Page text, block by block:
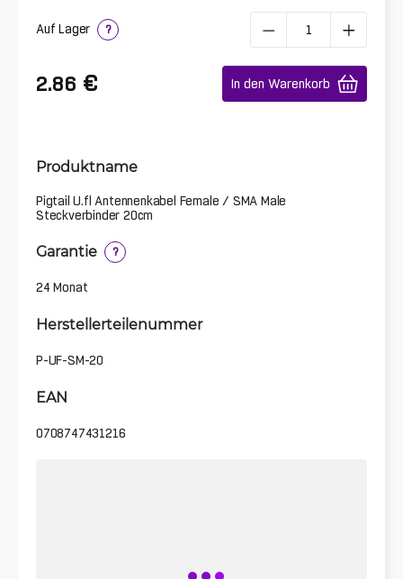
Auf Lager ?
2.86 € In den Warenkorb
Produktname
Pigtail U.fl Antennenkabel Female / SMA Male
Steckverbinder 20cm
Garantie ?
24 Monat
Herstellerteilenummer
P-UF-SM-20
EAN
0708747431216